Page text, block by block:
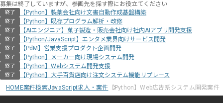
募集は終了していますが、参画先を探す際にお役立てください
終了 【Python】製薬会社向け文書自動作成基盤構築
終了 【Python】既存プログラム解析・改修
終了 【AIエンジニア】菓子製造・販売会社向け社内AIアプリ開発支援
終了 【Python/JavaScript】エンタメ業界向けサービス開発
終了 【PdM】営業支援プロダクト企画開発
終了 【Python】メーカー向け現場システム開発
終了 【Python】Webシステム開発支援
終了
【Python】大手百貨店向け注文システム機能リプレース
HOME案件検索JavaScript求人・案件 【Python】Web広告系システム開発案件